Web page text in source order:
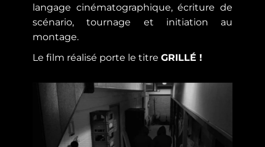
langage cinématographique, écriture de
scénario, tournage et initiation au
montage.
Le film réalisé porte le titre GRILLÉ !